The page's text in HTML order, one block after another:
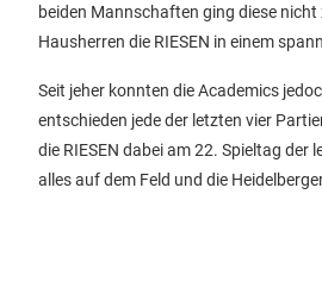
beiden Mannschaften ging diese
Hausherren die RIESEN in einem
Seit jeher konnten die Academics
entschieden jede der letzten vier
die RIESEN dabei am 22. Spieltag
alles auf dem Feld und die